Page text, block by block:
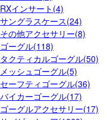
RXインサート(4)
サングラスケース(24)
その他アクセサリー(8)
ゴーグル(118)
タクティカルゴーグル(50)
メッシュゴーグル(5)
セーフティゴーグル(36)
バイカーゴーグル(17)
ゴーグルアクセサリー(17)